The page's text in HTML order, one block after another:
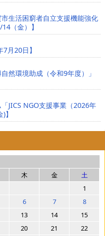
生活困窮者自立支援機能強化
（金）】
月20日】
然環境助成（令和9年度）」
JICS NGO支援事業（2026年
】
木 金
土
1
6 7
8
13 14
15
20 21
22